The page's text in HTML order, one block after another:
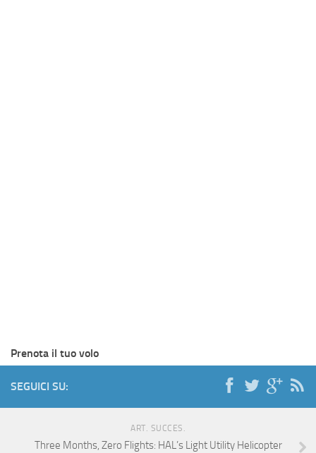
Prenota il tuo volo
SEGUICI SU:
ART. SUCCES.
Three Months, Zero Flights: HAL’s Light Utility Helicopter